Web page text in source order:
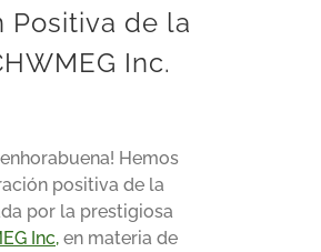
Positiva de la
Inc.
Hemos
positiva de la
por la prestigiosa
Inc, en materia de